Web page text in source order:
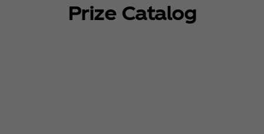
Prize Catalog